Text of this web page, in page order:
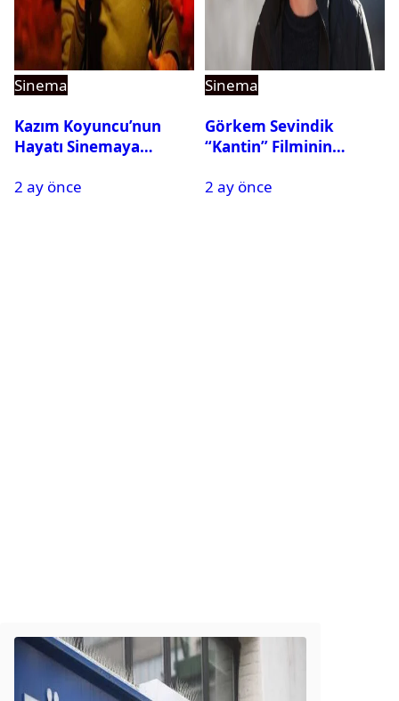
Sinema
Kazım Koyuncu’nun
Hayatı Sinemaya
2 ay önce
Sinema
Görkem Sevindik
“Kantin” Filminin
2 ay önce